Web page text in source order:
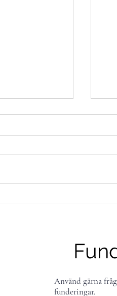
Använd gärna
funderingar.